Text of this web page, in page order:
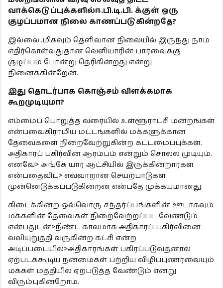
வாக்கெடுப்புக்களில்ஈ.பி.டி.பி. க்குள் ஒரு
குழப்பமான நிலை காணப்படுகின்றதே?
இல்லை..மிகவும் தெளிவான நிலையில் இருந்து நாம்
எதிர்கொள்வதுதான வெளியாரின் பார்வைக்கு
குழப்பம் போன்று தெரிகின்றது என்று
நினைக்கின்றேன்.
இது தொடர்பாக கொஞ்சம் விளக்கமாக
கூறமுடியுமா?
எம்மைப் பொறுத்த வரையில் உள்ளூராட்சி மன்றங்கள்
என்பவைகிராமிய மட்டங்களில் மக்களுக்கான
தேவைகளை நிறைவேற்றுகின்ற கட்டமைப்புக்கள்.
அதிகாரப் பகிர்வின் ஆரம்பம் என்றும் சொல்ல முடியும்.
எனவே> அங்கே யார் ஆட்சியில் இருக்கின்றார்கள்
என்பதைவிட> எவ்வாறான செயற்பாடுகள்
முன்னெடுக்கப்படுகின்றன என்பதே முக்கயமானது.
கிடைக்கின்ற ஒவ்வொரு சந்தர்ப்பங்களின் ஊடாகவும்
மக்களின் தேவைகள் நிறைவேற்றப்பட வேண்டும்
என்பதுடன்>நீண்ட காலமாக அதிகாரப் பகிர்வினை
வலியுறுத்தி வருகின்ற கட்சி என்ற
அடிப்படையில்>அதிகாரங்கள் பகிரப்படுவதனால்
ஏற்படக்கூடிய நன்மைகள் பற்றிய விழிப்புணர்வையும்
மக்கள் மத்தியில் ஏற்படுத்த வேண்டும் என்று
விரும்புகின்றோம்.